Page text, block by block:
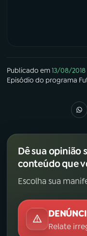
Publicado em13/08/2018
Episódio do programa
Dê sua opinião
conteúdo que
Escolha sua
Relate